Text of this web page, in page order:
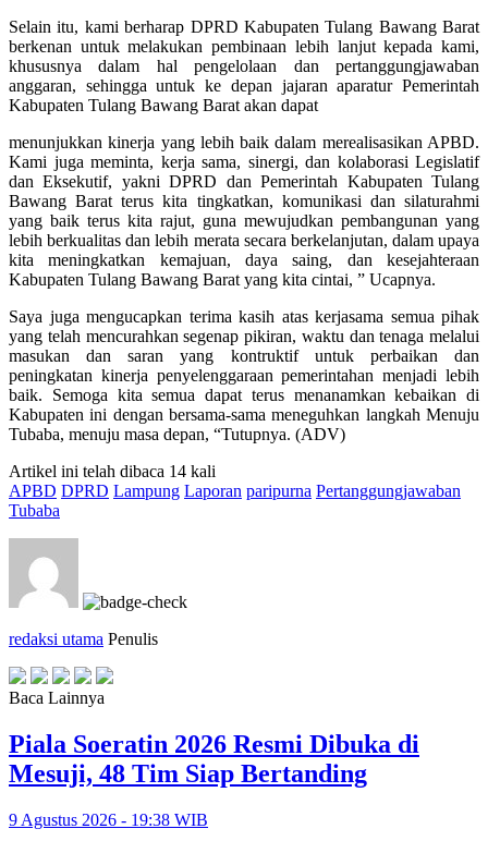
Selain itu, kami berharap DPRD Kabupaten Tulang Bawang Barat
berkenan untuk melakukan pembinaan lebih lanjut kepada kami,
khususnya dalam hal pengelolaan dan pertanggungjawaban
anggaran, sehingga untuk ke depan jajaran aparatur Pemerintah
Kabupaten Tulang Bawang Barat akan dapat
menunjukkan kinerja yang lebih baik dalam merealisasikan APBD.
Kami juga meminta, kerja sama, sinergi, dan kolaborasi Legislatif
dan Eksekutif, yakni DPRD dan Pemerintah Kabupaten Tulang
Bawang Barat terus kita tingkatkan, komunikasi dan silaturahmi
yang baik terus kita rajut, guna mewujudkan pembangunan yang
lebih berkualitas dan lebih merata secara berkelanjutan, dalam upaya
kita meningkatkan kemajuan, daya saing, dan kesejahteraan
Kabupaten Tulang Bawang Barat yang kita cintai, ” Ucapnya.
Saya juga mengucapkan terima kasih atas kerjasama semua pihak
yang telah mencurahkan segenap pikiran, waktu dan tenaga melalui
masukan dan saran yang kontruktif untuk perbaikan dan
peningkatan kinerja penyelenggaraan pemerintahan menjadi lebih
baik. Semoga kita semua dapat terus menanamkan kebaikan di
Kabupaten ini dengan bersama-sama meneguhkan langkah Menuju
Tubaba, menuju masa depan, “Tutupnya. (ADV)
Artikel ini telah dibaca 14 kali
APBD DPRD Lampung Laporan paripurna Pertanggungjawaban
Tubaba
redaksi utama Penulis
Baca Lainnya
Piala Soeratin 2026 Resmi Dibuka di
Mesuji, 48 Tim Siap Bertanding
9 Agustus 2026 - 19:38 WIB